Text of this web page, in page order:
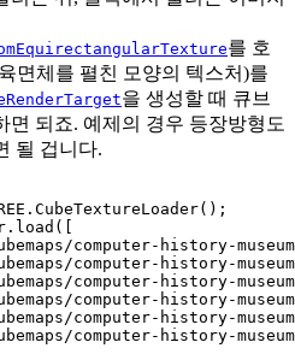
를 호
면체를 펼친 모양의 텍스처)를
을 생성할 때 큐브
면 되죠. 예제의 경우 등장방형도
될 겁니다.
computer-history-
computer-history-
computer-history-
computer-history-
computer-history-
computer-history-